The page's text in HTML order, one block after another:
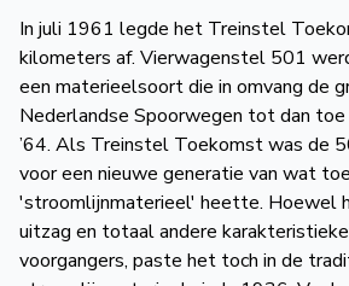
In juli 1961 legde het Treinstel
kilometers af. Vierwagenstel 501
een materieelsoort die in omvang de
Nederlandse Spoorwegen tot dan
’64. Als Treinstel Toekomst was de
voor een nieuwe generatie van wat
′stroomlijnmaterieel′ heette. Hoewel
uitzag en totaal andere
voorgangers, paste het toch in de